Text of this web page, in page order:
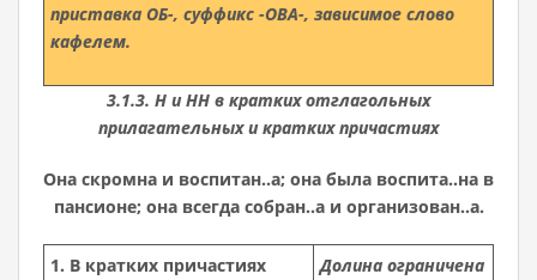
приставка ОБ-, суффикс -ОВА-, зависимое слово
кафелем.
3.1.3. Н и НН в кратких отглагольных
прилагательных и кратких причастиях
Она скромна и воспитан..а; она была воспита..на в
пансионе; она всегда собран..а и организован..а.
1. В кратких причастиях
Долина ограничена